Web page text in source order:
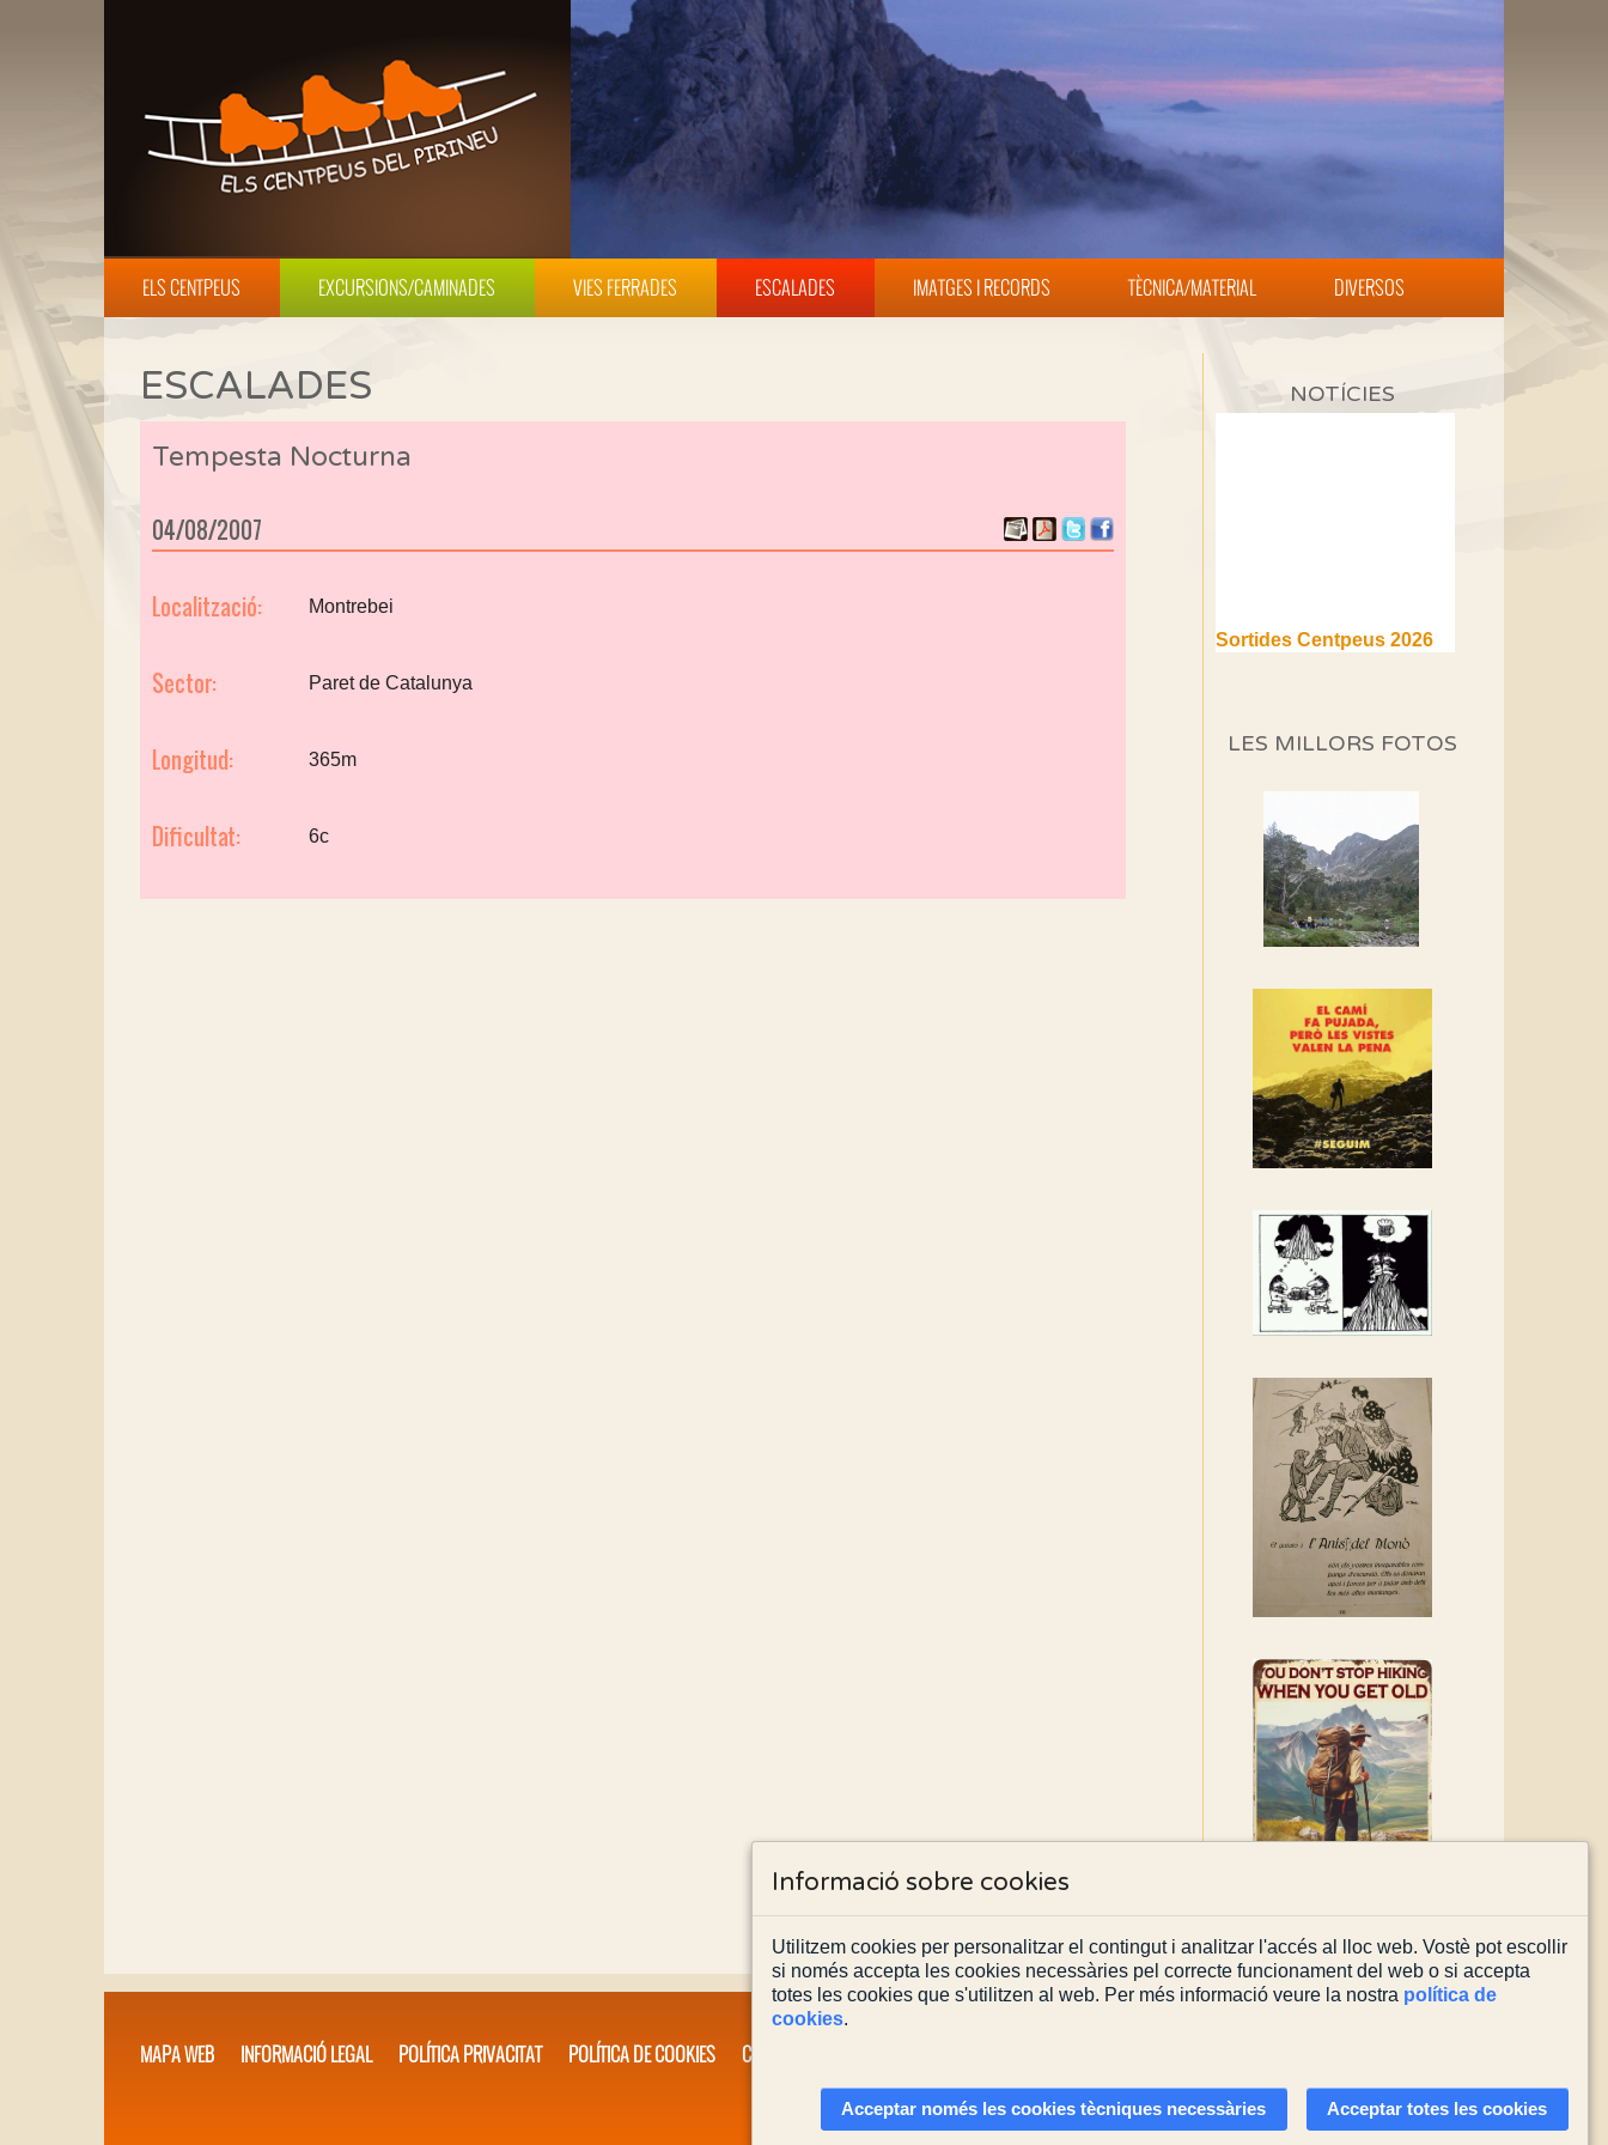
ELS CENTPEUS EXCURSIONS/CAMINADES VIES FERRADES ESCALADES IMATGES I RECORDS TÈCNICA/MATERIAL DIVERSOS
ESCALADES
Tempesta Nocturna
04/08/2007
Localització: Montrebei
Sector: Paret de Catalunya
Longitud: 365m
Dificultat: 6c
NOTÍCIES
Sortides Centpeus 2026
(1a part)
alguna cosa hem de fer...
Els Centpeus signen el
Manifest a favor dels
Camins Vells
associació adhereix-te al
manifest!
Rebem un diploma dels
Amics de Sant Aniol
d'Aguja
Els Centpeus estem
recuperació del refugi i de
l'entorn de Sant Aniol
LES MILLORS FOTOS
MAPA WEB INFORMACIÓ LEGAL POLÍTICA PRIVACITAT POLÍTICA DE COOKIES CONTACTA'NS
Actualitzada el03/08/2026
Informació sobre cookies
Utilitzem cookies per personalitzar el contingut i analitzar l'accés al lloc web. Vostè pot escollir
si només accepta les cookies necessàries pel correcte funcionament del web o si accepta
totes les cookies que s'utilitzen al web. Per més informació veure la nostra política de
cookies.
Acceptar només les cookies tècniques necessàries Acceptar totes les cookies